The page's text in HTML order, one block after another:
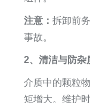
注意： 拆卸前
事故。
2、清洁与防杂
介质中的颗粒
矩增大。维护